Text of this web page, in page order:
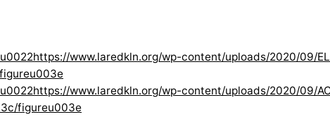
www.laredkln.org/wp-content/uploads/2020/09/
www.laredkln.org/wp-content/uploads/2020/09/
figureu003e